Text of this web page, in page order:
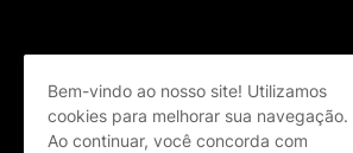
Bem-vindo ao nosso site! Utilizamos
cookies para melhorar sua navegação.
Ao continuar, você concorda com